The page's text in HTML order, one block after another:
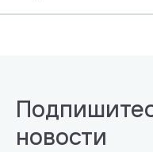
новости